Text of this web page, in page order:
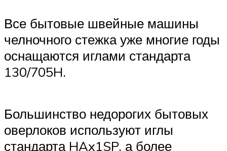
Все бытовые швейные машины
челночного стежка уже многие годы
оснащаются иглами стандарта
130/705H.
Большинство недорогих бытовых
оверлоков используют иглы
стандарта HAx1SP, а более